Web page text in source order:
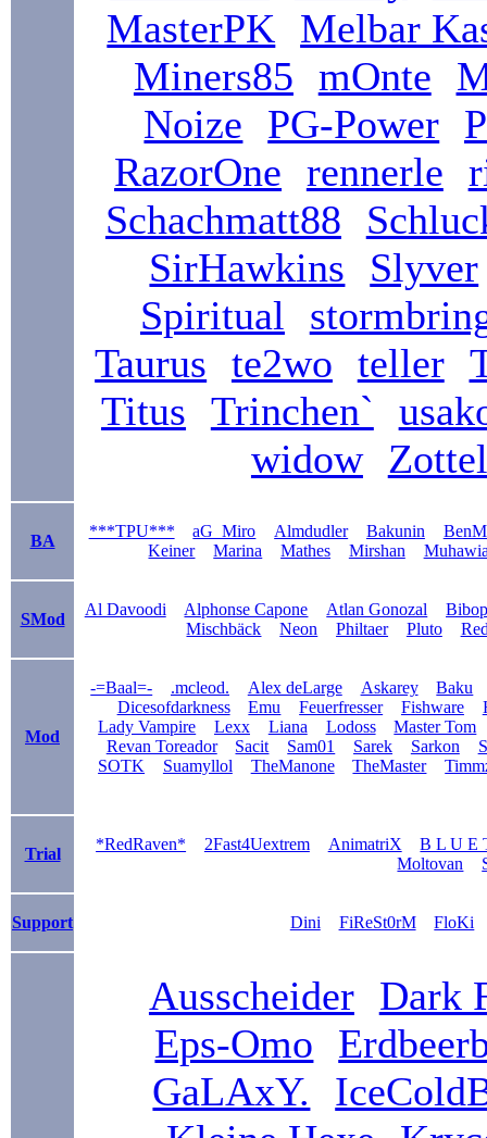
MasterPK Melbar
Miners85 mOnte
Noize PG-Power
RazorOne rennerle
Schachmatt88
SirHawkins
Slyver
Spiritual
Taurus te2wo teller
Titus Trinchen`
widow Zottel
BA
***TPU*** aG_Miro Almdudler Bakunin
Keiner
Marina Mathes Mirshan
SMod
Al Davoodi Alphonse Capone Atlan Gonozal
Mischbäck
Neon Philtaer Pluto
Mod
-=Baal=- .mcleod. Alex deLarge Askarey
Baku
Dicesofdarkness
Emu Feuerfresser Fishware
Lady Vampire
Lexx Liana Lodoss
Master Tom
Revan Toreador
Sacit Sam01 Sarek Sarkon
SOTK
Suamyllol TheManone TheMaster
Trial
*RedRaven* 2Fast4Uextrem AnimatriX
B L U E
Moltovan
Support Dini FiReSt0rM FloKi
Ausscheider Dark
Eps-Omo
GaLAxY.